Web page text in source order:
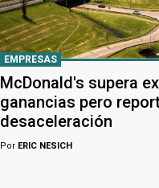
EMPRESAS
McDonald's supera
ganancias pero
desaceleración
Por ERIC NESICH